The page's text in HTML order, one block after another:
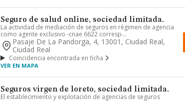
Seguro de salud online, sociedad limitada.
La actividad de mediación de seguros en régimen de agencia
como agente exclusivo -cnae 6622 corresp...
Pasaje De La Pandorga, 4, 13001, Ciudad Real,
Ciudad Real
Coincidencia encontrada en ficha
VER EN MAPA
Seguros virgen de loreto, sociedad limitada.
El establecimiento y explotación de agencias de seguros